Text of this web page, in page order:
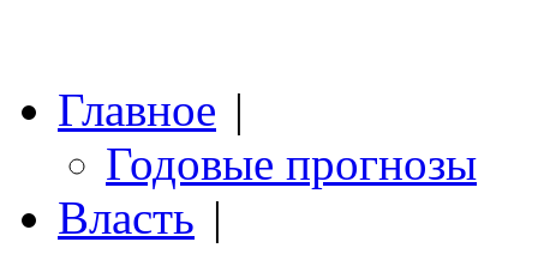
Главное |
Годовые прогнозы
Власть |